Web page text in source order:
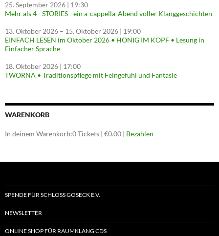
25. September 2026 | 19:30
Mehr als 4 - STORIES - ein a-cappella-Abend voller Klanggeschichten
13. Oktober 2026 – 15. Oktober 2026 | 19:00
EINFACH LESEN im Oktober 2026 • HONIG IM KOPF • Lesung in
Einfacher Sprache
18. Oktober 2026 | 17:00
TWORNA • Traditionspflege mit Feingefühl und Fantasie
WARENKORB
In deinem Warenkorb:0Tickets | €0.00 | Bezahlen
SPENDE FÜR SCHLOSS GOSECK E.V.
NEWSLETTER
ONLINE SHOP FÜR RAUMKLANG CDS